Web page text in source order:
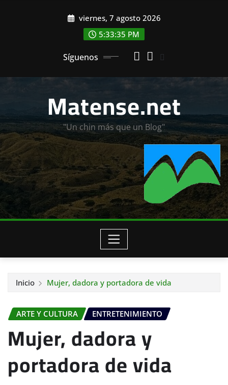
viernes, 7 agosto 2026
5:33:37 PM
Síguenos
Matense.net
"Un chin más que un Blog"
Inicio Mujer, dadora y portadora de vida
ARTE Y CULTURA ENTRETENIMIENTO
Mujer, dadora y
portadora de vida